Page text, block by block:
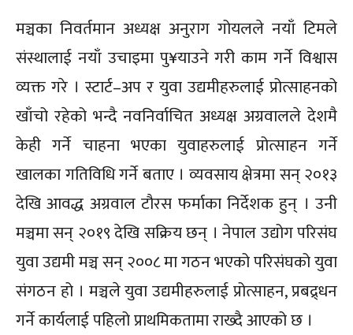
मञ्चका निवर्तमान अध्यक्ष अनुराग गोयलले नयाँ टिमले
संस्थालाई नयाँ उचाइमा पु¥याउने गरी काम गर्ने विश्वास
व्यक्त गरे । स्टार्ट–अप र युवा उद्यमीहरुलाई प्रोत्साहनको
खाँचो रहेको भन्दै नवनिर्वाचित अध्यक्ष अग्रवालले देशमै
केही गर्ने चाहना भएका युवाहरुलाई प्रोत्साहन गर्ने
खालका गतिविधि गर्ने बताए । व्यवसाय क्षेत्रमा सन् २०१३
देखि आवद्ध अग्रवाल टौरस फर्माका निर्देशक हुन् । उनी
मञ्चमा सन् २०१९ देखि सक्रिय छन् । नेपाल उद्योग परिसंघ
युवा उद्यमी मञ्च सन् २००८ मा गठन भएको परिसंघको युवा
संगठन हो । मञ्चले युवा उद्यमीहरुलाई प्रोत्साहन, प्रबद्र्धन
गर्ने कार्यलाई पहिलो प्राथमिकतामा राख्दै आएको छ ।